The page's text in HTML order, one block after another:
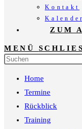
Kontakt
Kalender
ZUM
MENÜ
Home
Termine
Rückblick
Training